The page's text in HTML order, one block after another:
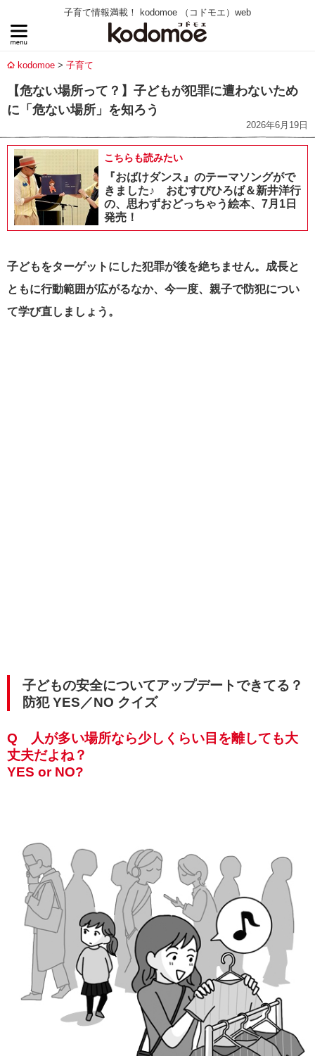
子育て情報満載！ kodomoe （コドモエ）web
kodomoe 子育て
【危ない場所って？】子どもが犯罪に遭わないため
に「危ない場所」を知ろう
2026年6月19日
こちらも読みたい
『おばけダンス』のテーマソングがで
きました♪ おむすびひろば＆新井洋行
の、思わずおどっちゃう絵本、7月1日
発売！
子どもをターゲットにした犯罪が後を絶ちません。成長と
ともに行動範囲が広がるなか、今一度、親子で防犯につい
て学び直しましょう。
子どもの安全についてアップデートできてる？
防犯 YES／NO クイズ
Q 人が多い場所なら少しくらい目を離しても大
丈夫だよね？
YES or NO?